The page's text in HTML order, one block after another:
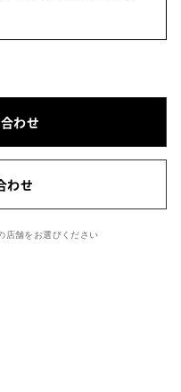
わせ
わせ
店舗をお選びください